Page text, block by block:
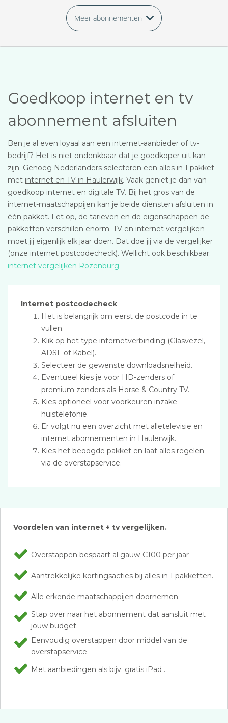
Meer abonnementen
Goedkoop internet en tv
abonnement afsluiten
Ben je al even loyaal aan een internet-aanbieder of tv-
bedrijf? Het is niet ondenkbaar dat je goedkoper uit kan
zijn. Genoeg Nederlanders selecteren een alles in 1 pakket
met internet en TV in Haulerwijk. Vaak geniet je dan van
goedkoop internet en digitale TV. Bij het gros van de
internet-maatschappijen kan je beide diensten afsluiten in
één pakket. Let op, de tarieven en de eigenschappen de
pakketten verschillen enorm. TV en internet vergelijken
moet jij eigenlijk elk jaar doen. Dat doe jij via de vergelijker
(onze internet postcodecheck). Wellicht ook beschikbaar:
internet vergelijken Rozenburg.
Internet postcodecheck
Het is belangrijk om eerst de postcode in te
vullen.
Klik op het type internetverbinding (Glasvezel,
ADSL of Kabel).
Selecteer de gewenste downloadsnelheid.
Eventueel kies je voor HD-zenders of
premium zenders als Horse & Country TV.
Kies optioneel voor voorkeuren inzake
huistelefonie.
Er volgt nu een overzicht met alletelevisie en
internet abonnementen in Haulerwijk.
Kies het beoogde pakket en laat alles regelen
via de overstapservice.
Voordelen van internet + tv vergelijken.
Overstappen bespaart al gauw €100 per jaar
Aantrekkelijke kortingsacties bij alles in 1 pakketten.
Alle erkende maatschappijen doornemen.
Stap over naar het abonnement dat aansluit met
jouw budget.
Eenvoudig overstappen door middel van de
overstapservice.
Met aanbiedingen als bijv. gratis iPad .